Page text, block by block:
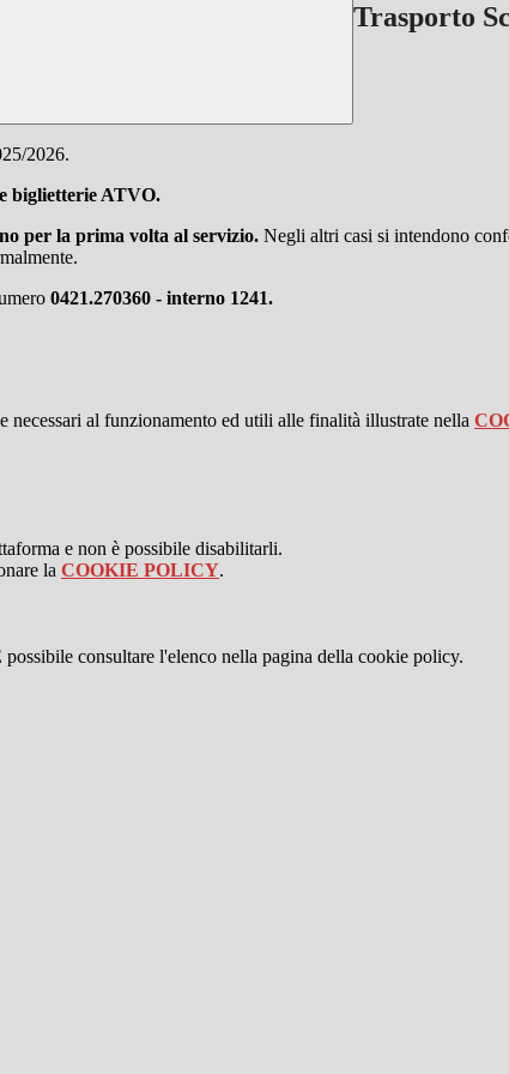
Trasporto
2026.
biglietterie ATVO.
per la prima volta al servizio. Negli altri casi si intendono
0421.270360 - interno 1241.
al funzionamento ed utili alle finalità illustrate nella
e non è possibile disabilitarli.
la COOKIE POLICY.
consultare l'elenco nella pagina della cookie policy.